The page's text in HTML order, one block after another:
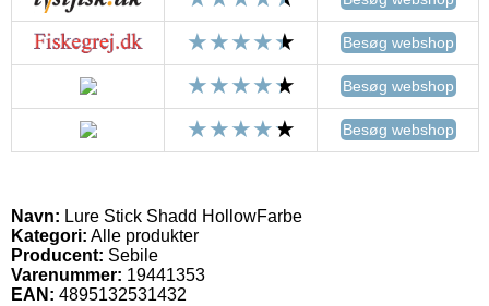
Besøg webshop
Besøg webshop
Besøg webshop
Navn: Lure Stick Shadd HollowFarbe
Kategori: Alle produkter
Producent: Sebile
Varenummer: 19441353
EAN: 4895132531432